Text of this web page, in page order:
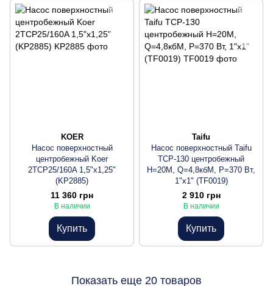
KOER
Насос поверхностный
центробежный Koer
2TCP25/160A 1,5"x1,25"
(KP2885)
11 360 грн
В наличии
Купить
Taifu
Насос поверхностный Taifu
TCP-130 центробежный
Н=20М, Q=4,8кбМ, P=370 Вт,
1"x1" (TF0019)
2 910 грн
В наличии
Купить
Показать еще 20 товаров